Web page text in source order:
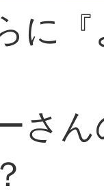
に
さ